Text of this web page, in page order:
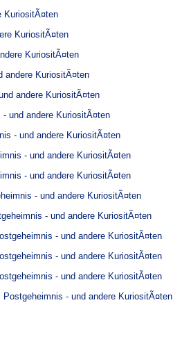
KuriositÃ¤ten
KuriositÃ¤ten
KuriositÃ¤ten
andere KuriositÃ¤ten
andere KuriositÃ¤ten
und andere KuriositÃ¤ten
- und andere KuriositÃ¤ten
- und andere KuriositÃ¤ten
- und andere KuriositÃ¤ten
- und andere KuriositÃ¤ten
- und andere KuriositÃ¤ten
- und andere KuriositÃ¤ten
- und andere KuriositÃ¤ten
- und andere KuriositÃ¤ten
Postgeheimnis - und andere KuriositÃ¤ten